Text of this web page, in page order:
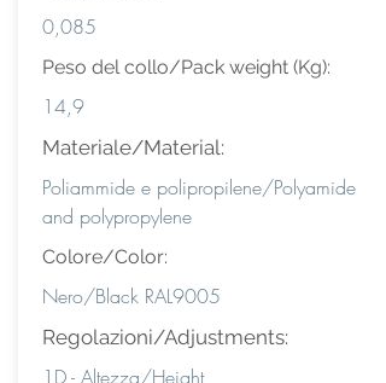
0,085
Peso del collo/Pack weight (Kg):
14,9
Materiale/Material:
Poliammide e polipropilene/Polyamide
and polypropylene
Colore/Color:
Nero/Black RAL9005
Regolazioni/Adjustments:
1D - Altezza/Height